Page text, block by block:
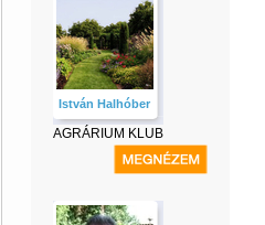
István Halhóber
AGRÁRIUM KLUB